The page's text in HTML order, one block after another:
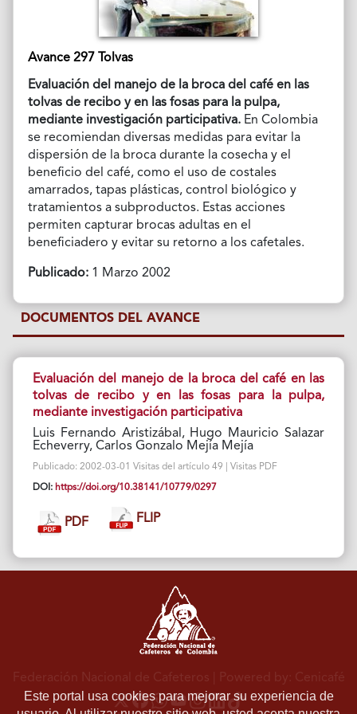
Avance 297 Tolvas
Evaluación del manejo de la broca del café en las
tolvas de recibo y en las fosas para la pulpa,
mediante investigación participativa. En Colombia
se recomiendan diversas medidas para evitar la
dispersión de la broca durante la cosecha y el
beneficio del café, como el uso de costales
amarrados, tapas plásticas, control biológico y
tratamientos a subproductos. Estas acciones
permiten capturar brocas adultas en el
beneficiadero y evitar su retorno a los cafetales.
Publicado:1 Marzo 2002
DOCUMENTOS DEL AVANCE
Evaluación del manejo de la broca del café en las
tolvas de recibo y en las fosas para la pulpa,
mediante investigación participativa
Luis Fernando Aristizábal, Hugo Mauricio Salazar
Echeverry, Carlos Gonzalo Mejía Mejía
Publicado: 2002-03-01 Visitas del artículo 49 | Visitas PDF
DOI: https://doi.org/10.38141/10779/0297
PDF FLIP
Este portal usa cookies para mejorar su experiencia de
Federación Nacional de Cafeteros | Powered by: Cenicafé